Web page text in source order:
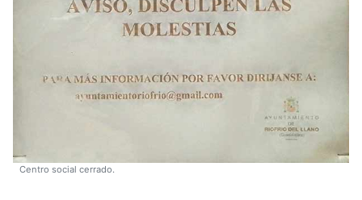
Centro social cerrado.